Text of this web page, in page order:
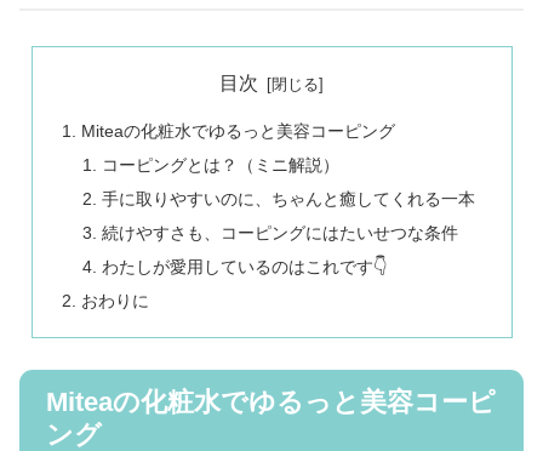
目次
Miteaの化粧水でゆるっと美容コーピング
コーピングとは？（ミニ解説）
手に取りやすいのに、ちゃんと癒してくれる一本
続けやすさも、コーピングにはたいせつな条件
わたしが愛用しているのはこれです👇
おわりに
Miteaの化粧水でゆるっと美容コーピ
ング